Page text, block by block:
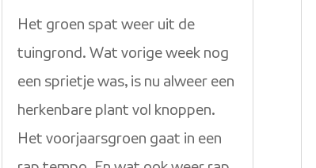
Het groen spat weer uit de
tuingrond. Wat vorige week nog
een sprietje was, is nu alweer een
herkenbare plant vol knoppen.
Het voorjaarsgroen gaat in een